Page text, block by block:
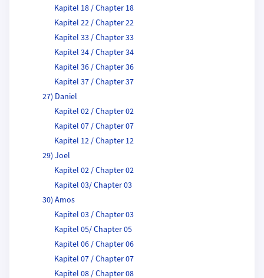
Kapitel 18 / Chapter 18
Kapitel 22 / Chapter 22
Kapitel 33 / Chapter 33
Kapitel 34 / Chapter 34
Kapitel 36 / Chapter 36
Kapitel 37 / Chapter 37
27) Daniel
Kapitel 02 / Chapter 02
Kapitel 07 / Chapter 07
Kapitel 12 / Chapter 12
29) Joel
Kapitel 02 / Chapter 02
Kapitel 03/ Chapter 03
30) Amos
Kapitel 03 / Chapter 03
Kapitel 05/ Chapter 05
Kapitel 06 / Chapter 06
Kapitel 07 / Chapter 07
Kapitel 08 / Chapter 08